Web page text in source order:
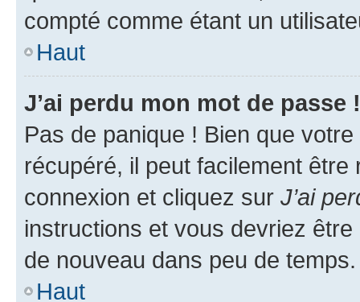
compté comme étant un
Haut
J’ai perdu mon mot de passe !
Pas de panique ! Bien que
récupéré, il peut facilement
connexion et cliquez sur J’ai
instructions et vous devriez
de nouveau dans peu de temps.
Haut